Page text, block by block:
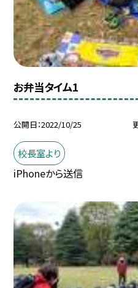
お弁当タイム1
公開日 2022/10/25
校長室より
iPhoneから送信